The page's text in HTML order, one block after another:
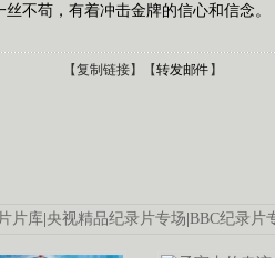
不苟，有着冲击金牌的信心和信念。
【复制链接】【转发邮件 】
片库 央视精品纪录片专场 BBC纪录片